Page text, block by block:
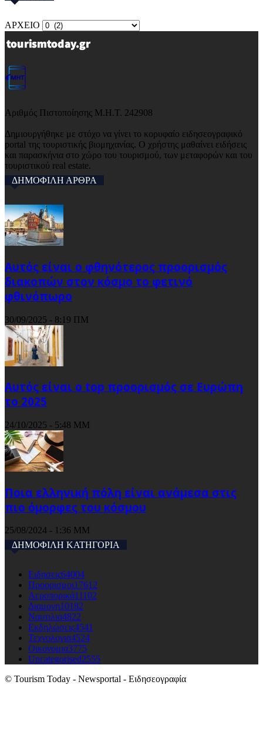
ΑΡΧΕΙΟ
Αριθμός Πιστοποίησης Μ.Η.Τ. 242908
Δημιουργήθηκε με στόχο να γίνει το κορυφαίο ειδησεογραφικό
portal της τουριστικής βιομηχανίας. Ο χρήστης μαθαίνει ειδήσεις
και παρασκήνια στο χώρο του τουρισμού, των μεταφορών και του
τουριστικού real estate.
ΔΗΜΟΦΙΛΗ ΑΡΘΡΑ
Αυτός είναι ο φθηνότερος προορισμός
διακοπών στον κόσμο το φετινό
φθινόπωρο
30/09/2025 - 8:19 ΠΜ
Αυτός είναι ο top προορισμός σε Ευρώπη
το 2025
24/10/2025 - 5:48 ΜΜ
Ποια ελληνική πόλη είναι ανάμεσα στις
πιο όμορφες του κόσμου
25/08/2024 - 1:36 ΜΜ
ΔΗΜΟΦΙΛΗ ΚΑΤΗΓΟΡΙΑ
Ειδησεις64004
Προορισμοι17612
Αεροπορικά11102
Διαμονη10182
Ναυτιλια4822
Εκδηλώσεις4541
Τεχνολογια4524
Οικονομια3775
Uncategorised2555
© Tourism Today - Newsportal - Ειδησεογραφία